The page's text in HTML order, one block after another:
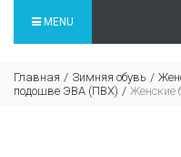
MENU
Главная Зимняя обувь
подошве ЭВА (ПВХ)
Женские